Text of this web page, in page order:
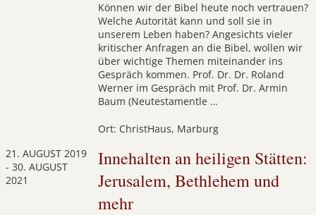
Können wir der Bibel heute noch vertrauen?
Welche Autorität kann und soll sie in
unserem Leben haben? Angesichts vieler
kritischer Anfragen an die Bibel, wollen wir
über wichtige Themen miteinander ins
Gespräch kommen. Prof. Dr. Dr. Roland
Werner im Gespräch mit Prof. Dr. Armin
Baum (Neutestamentle …
Ort: ChristHaus, Marburg
21. AUGUST 2019
- 30. AUGUST
2021
Innehalten an heiligen Stätten:
Jerusalem, Bethlehem und
mehr